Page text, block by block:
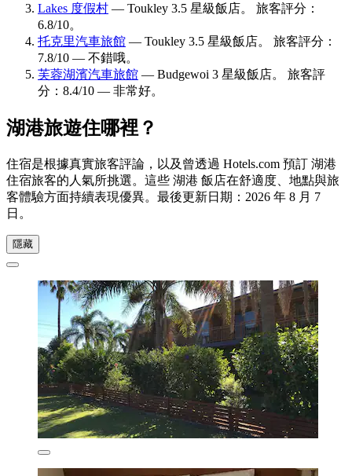
Lakes 度假村 — Toukley 3.5 星級飯店。 旅客評分：
6.8/10。
托克里汽車旅館 — Toukley 3.5 星級飯店。 旅客評分：
7.8/10 — 不錯哦。
芙蓉湖濱汽車旅館 — Budgewoi 3 星級飯店。 旅客評
分：8.4/10 — 非常好。
湖港旅遊住哪裡？
住宿是根據真實旅客評論，以及曾透過 Hotels.com 預訂 湖港
住宿旅客的人氣所挑選。這些 湖港 飯店在舒適度、地點與旅
客體驗方面持續表現優異。最後更新日期： 2026 年 8 月 7
日 。
隱藏